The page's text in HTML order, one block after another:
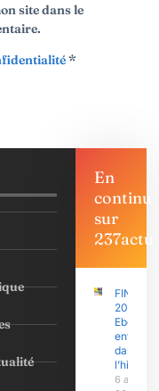
site dans le
*
En
continu
sur
237actu
FINAJU
2026 :
Ebolowa
entre
dans
l’histoire
6 août